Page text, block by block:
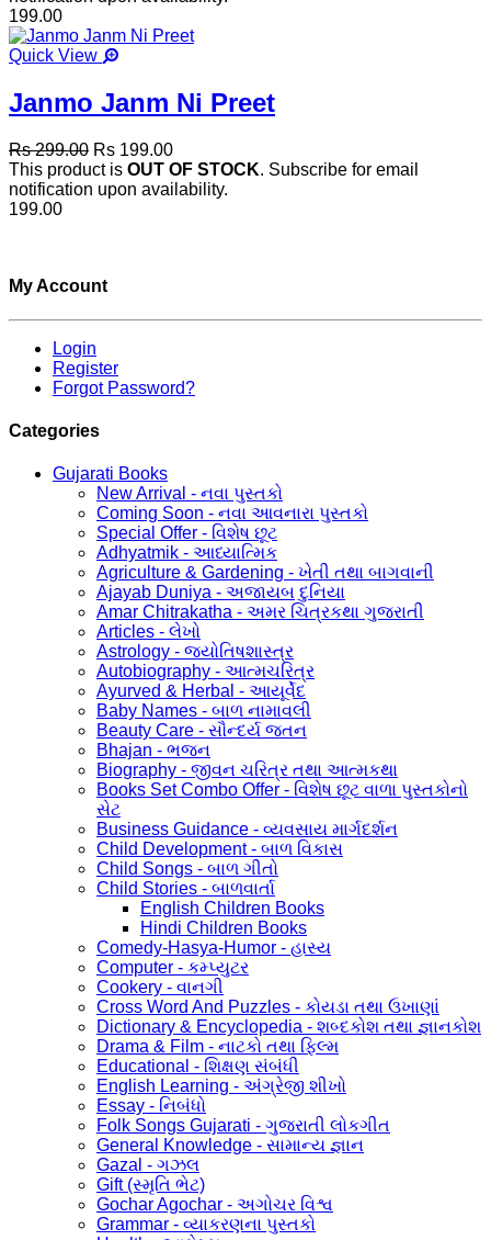
199.00
Quick View
Janmo Janm Ni Preet
Rs 299.00 Rs 199.00
This product is OUT OF STOCK. Subscribe for email
notification upon availability.
199.00
My Account
Login
Register
Forgot Password?
Categories
Gujarati Books
New Arrival - નવા પુસ્તકો
Coming Soon - નવા આવનારા પુસ્તકો
Special Offer - વિશેષ છૂટ
Adhyatmik - આધ્યાત્મિક
Agriculture & Gardening - ખેતી તથા બાગવાની
Ajayab Duniya - અજાયબ દુનિયા
Amar Chitrakatha - અમર ચિત્રકથા ગુજરાતી
Articles - લેખો
Astrology - જ્યોતિષશાસ્ત્ર
Autobiography - આત્મચરિત્ર
Ayurved & Herbal - આયૂર્વેદ
Baby Names - બાળ નામાવલી
Beauty Care - સૌન્દર્ય જતન
Bhajan - ભજન
Biography - જીવન ચરિત્ર તથા આત્મકથા
Books Set Combo Offer - વિશેષ છૂટ વાળા પુસ્તકોનો
સેટ
Business Guidance - વ્યવસાય માર્ગદર્શન
Child Development - બાળ વિકાસ
Child Songs - બાળ ગીતો
Child Stories - બાળવાર્તા
English Children Books
Hindi Children Books
Comedy-Hasya-Humor - હાસ્ય
Computer - કમ્પ્યુટર
Cookery - વાનગી
Cross Word And Puzzles - કોયડા તથા ઉખાણાં
Dictionary & Encyclopedia - શબ્દકોશ તથા જ્ઞાનકોશ
Drama & Film - નાટકો તથા ફિલ્મ
Educational - શિક્ષણ સંબંધી
English Learning - અંગ્રેજી શીખો
Essay - નિબંધો
Folk Songs Gujarati - ગુજરાતી લોકગીત
General Knowledge - સામાન્ય જ્ઞાન
Gazal - ગઝલ
Gift (સ્મૃતિ ભેટ)
Gochar Agochar - અગોચર વિશ્વ
Grammar - વ્યાકરણના પુસ્તકો